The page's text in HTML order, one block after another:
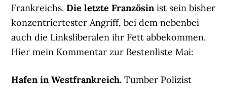
Frankreichs.Die letzte Französinist sein bisher
konzentriertester Angriff, bei dem nebenbei
auch die Linksliberalen ihr Fett abbekommen.
Hier mein Kommentar zur Bestenliste Mai:
Hafen in Westfrankreich.Tumber Polizist